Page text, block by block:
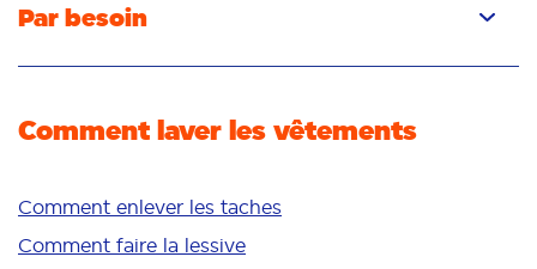
Poudre
Détachant
Par besoin
Fraîcheur/parfum
Couleurs vives
Peau sensible
Comment laver les vêtements
Comment enlever les taches
Comment faire la lessive